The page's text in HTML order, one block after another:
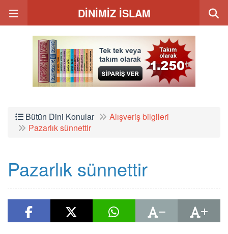
DİNİMİZ İSLAM
Bütün Dini Konular
Alışveriş bilgileri
Pazarlık sünnettir
Pazarlık sünnettir